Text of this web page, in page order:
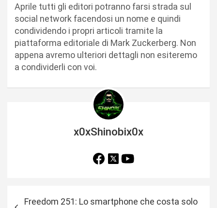
Aprile tutti gli editori potranno farsi strada sul
social network facendosi un nome e quindi
condividendo i propri articoli tramite la
piattaforma editoriale di Mark Zuckerberg. Non
appena avremo ulteriori dettagli non esiteremo
a condividerli con voi.
x0xShinobix0x
Freedom 251: Lo smartphone che costa solo